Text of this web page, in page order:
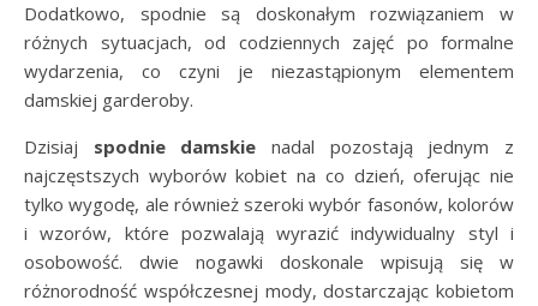
Dodatkowo, spodnie są doskonałym rozwiązaniem w
różnych sytuacjach, od codziennych zajęć po formalne
wydarzenia, co czyni je niezastąpionym elementem
damskiej garderoby.
Dzisiaj spodnie damskie nadal pozostają jednym z
najczęstszych wyborów kobiet na co dzień, oferując nie
tylko wygodę, ale również szeroki wybór fasonów, kolorów
i wzorów, które pozwalają wyrazić indywidualny styl i
osobowość. dwie nogawki doskonale wpisują się w
różnorodność współczesnej mody, dostarczając kobietom